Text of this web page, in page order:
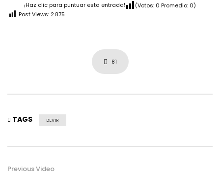
¡Haz clic para puntuar esta entrada! (Votos: 0 Promedio: 0)
Post Views: 2.875
81
TAGS DEVIR
Previous Video